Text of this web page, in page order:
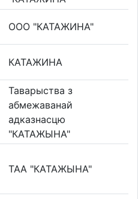
ООО "КАТАЖИНА"
КАТАЖИНА
Таварыства з
абмежаванай
адказнасцю
"КАТАЖЫНА"
ТАА "КАТАЖЫНА"